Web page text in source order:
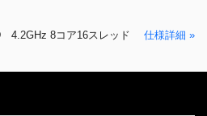
4.2GHz 8コア16スレッド 仕様詳細 »